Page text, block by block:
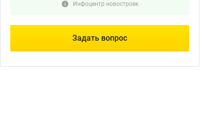
Инфоцентр новостроек
Задать вопрос